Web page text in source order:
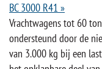
BC 3000 R41 »
Vrachtwagens tot 60
ondersteund door de
van 3.000 kg bij een